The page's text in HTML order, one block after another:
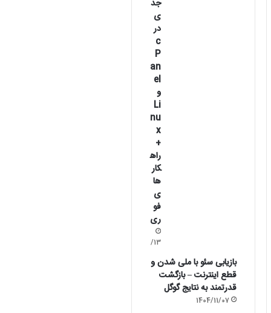
جد
ی
در
c
P
an
el
و
Li
nu
x
+
راه
کار
ها
ی
فو
ری
1405/02/13
بازیابی سئو با ملی شدن و
قطع اینترنت – بازگشت
قدرتمند به نتایج گوگل
1404/11/07